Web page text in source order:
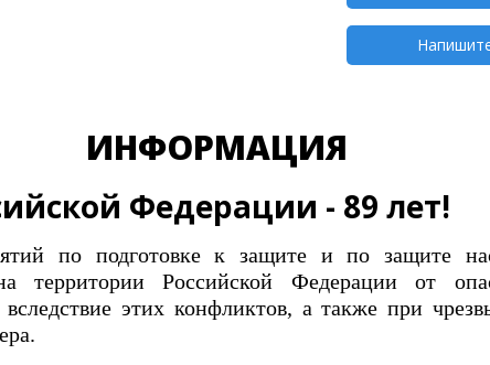
ИНФОРМАЦИЯ
Федерации - 89 лет!
по подготовке к защите и по защите
территории Российской Федерации от
этих конфликтов, а также при